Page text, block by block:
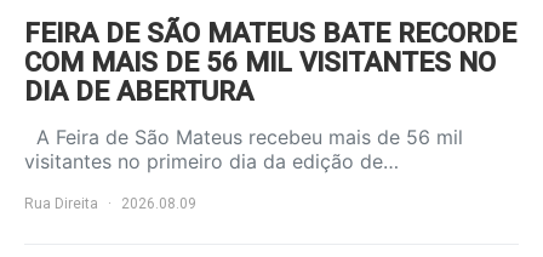
FEIRA DE SÃO MATEUS BATE RECORDE
COM MAIS DE 56 MIL VISITANTES NO
DIA DE ABERTURA
A Feira de São Mateus recebeu mais de 56 mil
visitantes no primeiro dia da edição de…
Rua Direita 2026.08.09